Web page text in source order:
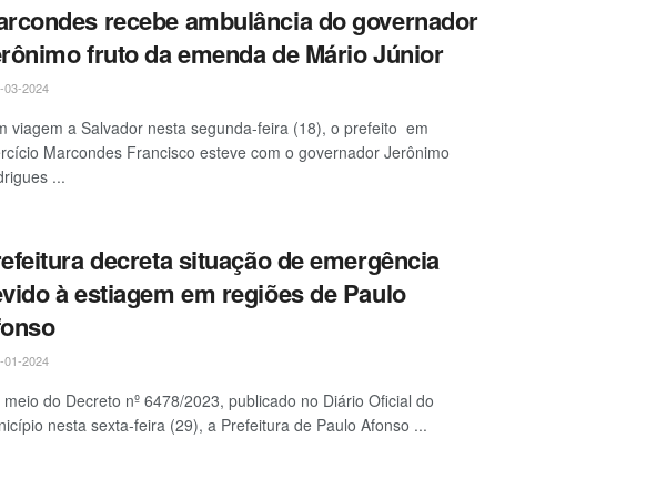
recebe ambulância do governador
fruto da emenda de Mário Júnior
03-2024
viagem a Salvador nesta segunda-feira (18), o prefeito em
Marcondes Francisco esteve com o governador Jerônimo
...
decreta situação de emergência
à estiagem em regiões de Paulo
01-2024
meio do Decreto nº 6478/2023, publicado no Diário Oficial do
nesta sexta-feira (29), a Prefeitura de Paulo Afonso ...